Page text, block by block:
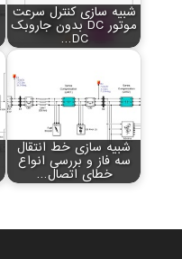
شبیه سازی کنترل سرعت
موتور DC بدون جاروبک
DC…
شبیه سازی خط انتقال
سه فاز و بررسی انواع
خطای اتصال…